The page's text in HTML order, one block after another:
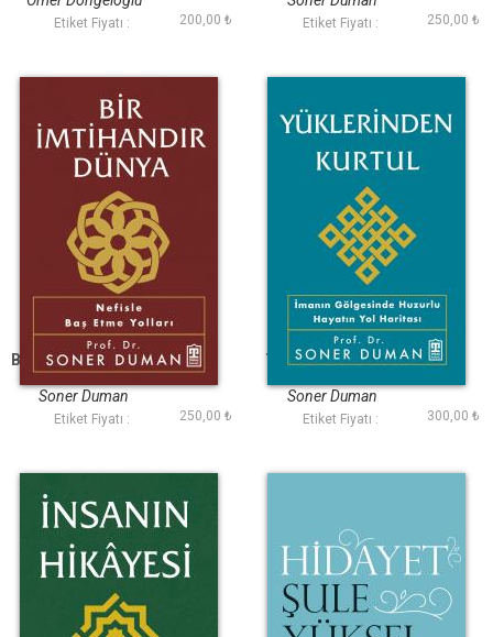
Etiket Fiyatı : 200,00 ₺ Etiket Fiyatı : 250,00 ₺
Bir İmtihandır Dünya
Soner Duman
Etiket Fiyatı : 250,00 ₺
Yüklerinden Kurtul
Soner Duman
Etiket Fiyatı : 300,00 ₺